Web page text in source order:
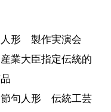
形 製作実演会
業大臣指定伝統的
句人形 伝統工芸